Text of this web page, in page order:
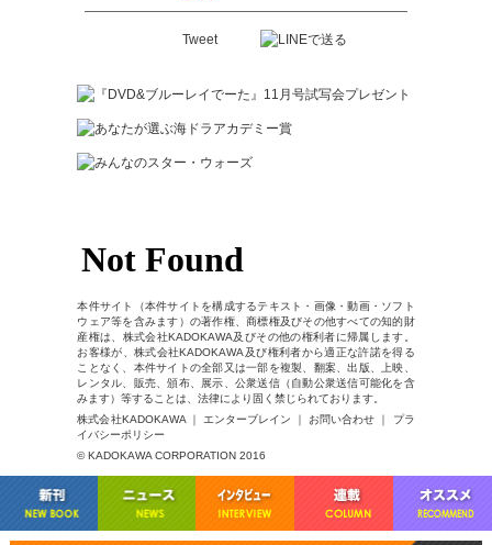
Tweet
本件サイト（本件サイトを構成するテキスト・画像・動画・ソフト
ウェア等を含みます）の著作権、商標権及びその他すべての知的財
産権は、株式会社KADOKAWA及びその他の権利者に帰属します。
お客様が、株式会社KADOKAWA及び権利者から適正な許諾を得る
ことなく、本件サイトの全部又は一部を複製、翻案、出版、上映、
レンタル、販売、頒布、展示、公衆送信（自動公衆送信可能化を含
みます）等することは、法律により固く禁じられております。
株式会社KADOKAWA ｜ エンターブレイン ｜ お問い合わせ ｜ プラ
イバシーポリシー
© KADOKAWA CORPORATION 2016